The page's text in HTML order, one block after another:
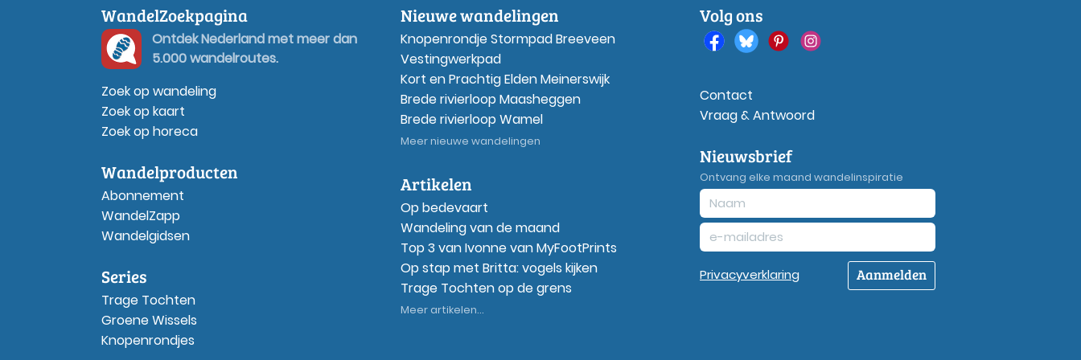
WandelZoekpagina
Ontdek Nederland met meer dan
5.000 wandelroutes.
Zoek op wandeling
Zoek op kaart
Zoek op horeca
Wandelproducten
Abonnement
WandelZapp
Wandelgidsen
Series
Trage Tochten
Groene Wissels
Knopenrondjes
Nieuwe wandelingen
Knopenrondje Stormpad Breeveen
Vestingwerkpad
Kort en Prachtig Elden Meinerswijk
Brede rivierloop Maasheggen
Brede rivierloop Wamel
Meer nieuwe wandelingen
Artikelen
Op bedevaart
Wandeling van de maand
Top 3 van Ivonne van MyFootPrints
Op stap met Britta: vogels kijken
Trage Tochten op de grens
Meer artikelen...
Volg ons
Contact
Vraag & Antwoord
Nieuwsbrief
Ontvang elke maand wandelinspiratie
Privacyverklaring Aanmelden